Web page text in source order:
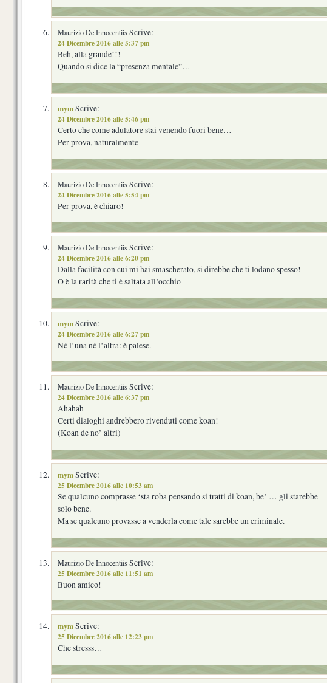
Maurizio De InnocentiisScrive:
24 Dicembre 2016 alle 5:37 pm
Beh, alla grande!!!
Quando si dice la “presenza mentale”…
mymScrive:
24 Dicembre 2016 alle 5:46 pm
Certo che come adulatore stai venendo fuori bene…
Per prova, naturalmente
Maurizio De InnocentiisScrive:
24 Dicembre 2016 alle 5:54 pm
Per prova, è chiaro!
Maurizio De InnocentiisScrive:
24 Dicembre 2016 alle 6:20 pm
Dalla facilità con cui mi hai smascherato, si direbbe che ti lodano spesso!
O è la rarità che ti è saltata all’occhio
mymScrive:
24 Dicembre 2016 alle 6:27 pm
Né l’una né l’altra: è palese.
Maurizio De InnocentiisScrive:
24 Dicembre 2016 alle 6:37 pm
Ahahah
Certi dialoghi andrebbero rivenduti come koan!
(Koan de no’ altri)
mymScrive:
25 Dicembre 2016 alle 10:53 am
Se qualcuno comprasse ‘sta roba pensando si tratti di koan, be’ … gli starebbe
solo bene.
Ma se qualcuno provasse a venderla come tale sarebbe un criminale.
Maurizio De InnocentiisScrive:
25 Dicembre 2016 alle 11:51 am
Buon amico!
mymScrive:
25 Dicembre 2016 alle 12:23 pm
Che stresss…